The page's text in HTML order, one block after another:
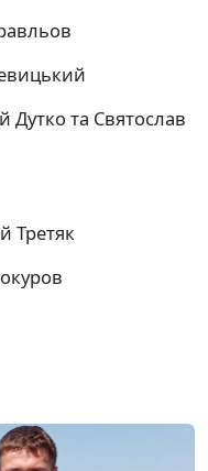
Дутко та Святослав
Третяк